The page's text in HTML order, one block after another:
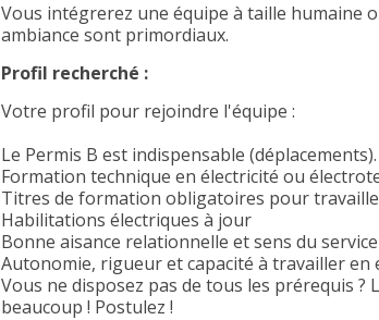
Vous intégrerez une équipe à taille humaine
ambiance sont primordiaux.
Profil recherché :
Votre profil pour rejoindre l'équipe :
Le Permis B est indispensable (déplacements).
Formation technique en électricité ou
Titres de formation obligatoires pour
Habilitations électriques à jour
Bonne aisance relationnelle et sens du
Autonomie, rigueur et capacité à travailler en
Vous ne disposez pas de tous les prérequis
beaucoup ! Postulez !